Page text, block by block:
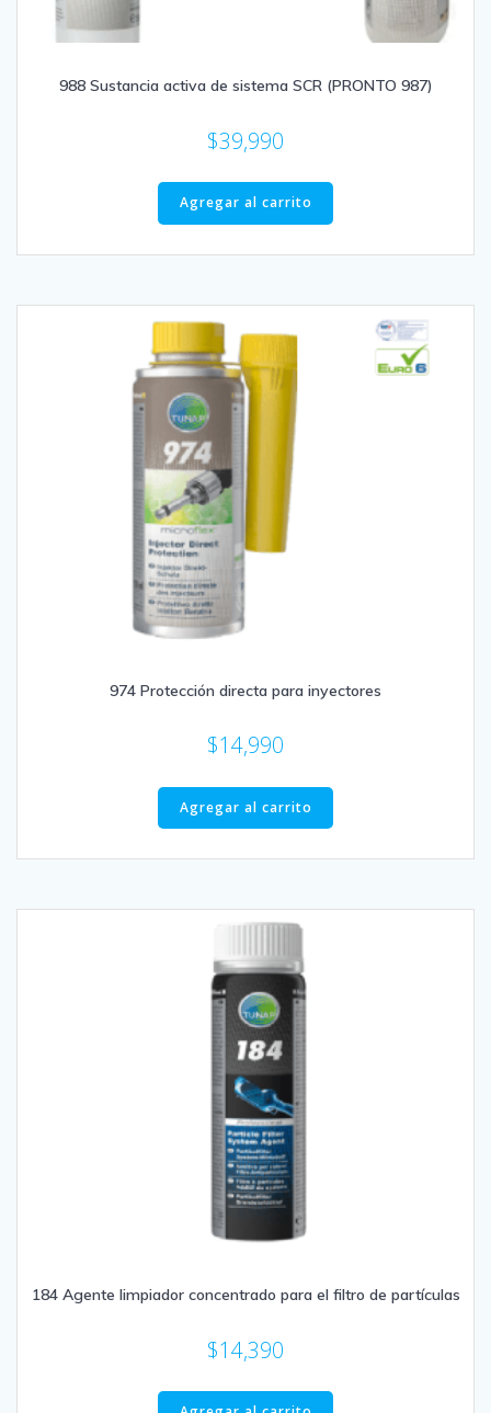
988 Sustancia activa de sistema SCR (PRONTO 987)
$39,990
Agregar al carrito
974 Protección directa para inyectores
$14,990
Agregar al carrito
184 Agente limpiador concentrado para el filtro de partículas
$14,390